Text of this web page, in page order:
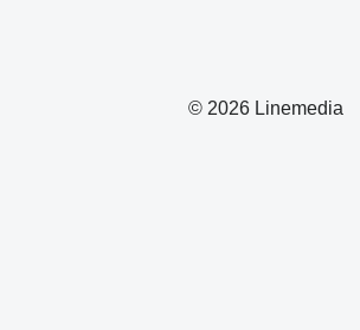
© 2026 Linemedia